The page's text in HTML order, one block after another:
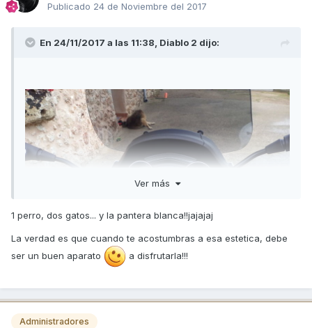
Publicado 24 de Noviembre del 2017
En 24/11/2017 a las 11:38, Diablo 2 dijo:
Ver más
1 perro, dos gatos... y la pantera blanca!!jajajaj
La verdad es que cuando te acostumbras a esa estetica, debe
ser un buen aparato
a disfrutarla!!!
Administradores